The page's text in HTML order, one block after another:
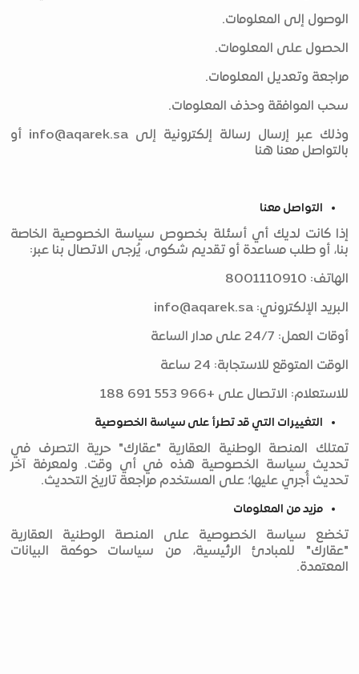
الوصول إلى المعلومات.
الحصول على المعلومات.
مراجعة وتعديل المعلومات.
سحب الموافقة وحذف المعلومات.
وذلك عبر إرسال رسالة إلكترونية إلى info@aqarek.sa أو
بالتواصل معنا هنا
التواصل معنا
إذا كانت لديك أي أسئلة بخصوص سياسة الخصوصية الخاصة
بنا، أو طلب مساعدة أو تقديم شكوى، يُرجى الاتصال بنا عبر:
الهاتف: 8001110910
البريد الإلكتروني: info@aqarek.sa
أوقات العمل: 24/7 على مدار الساعة
الوقت المتوقع للاستجابة: 24 ساعة
للاستعلام: الاتصال على +966 553 691 188
التغييرات التي قد تطرأ على سياسة الخصوصية
تمتلك المنصة الوطنية العقارية "عقارك" حرية التصرف في
تحديث سياسة الخصوصية هذه في أي وقت. ولمعرفة آخر
تحديث أُجري عليها؛ على المستخدم مراجعة تاريخ التحديث.
مزيد من المعلومات
تخضع سياسة الخصوصية على المنصة الوطنية العقارية
"عقارك" للمبادئ الرئيسية، من سياسات حوكمة البيانات
المعتمدة.